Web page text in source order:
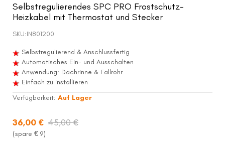
Selbstregulierendes SPC PRO Frostschutz-
Heizkabel mit Thermostat und Stecker
SKU:IN801200
Selbstregulierend & Anschlussfertig
Automatisches Ein- und Ausschalten
Anwendung: Dachrinne & Fallrohr
Einfach zu installieren
Verfügbarkeit: Auf Lager
36,00 € 45,00 €
(spare € 9)